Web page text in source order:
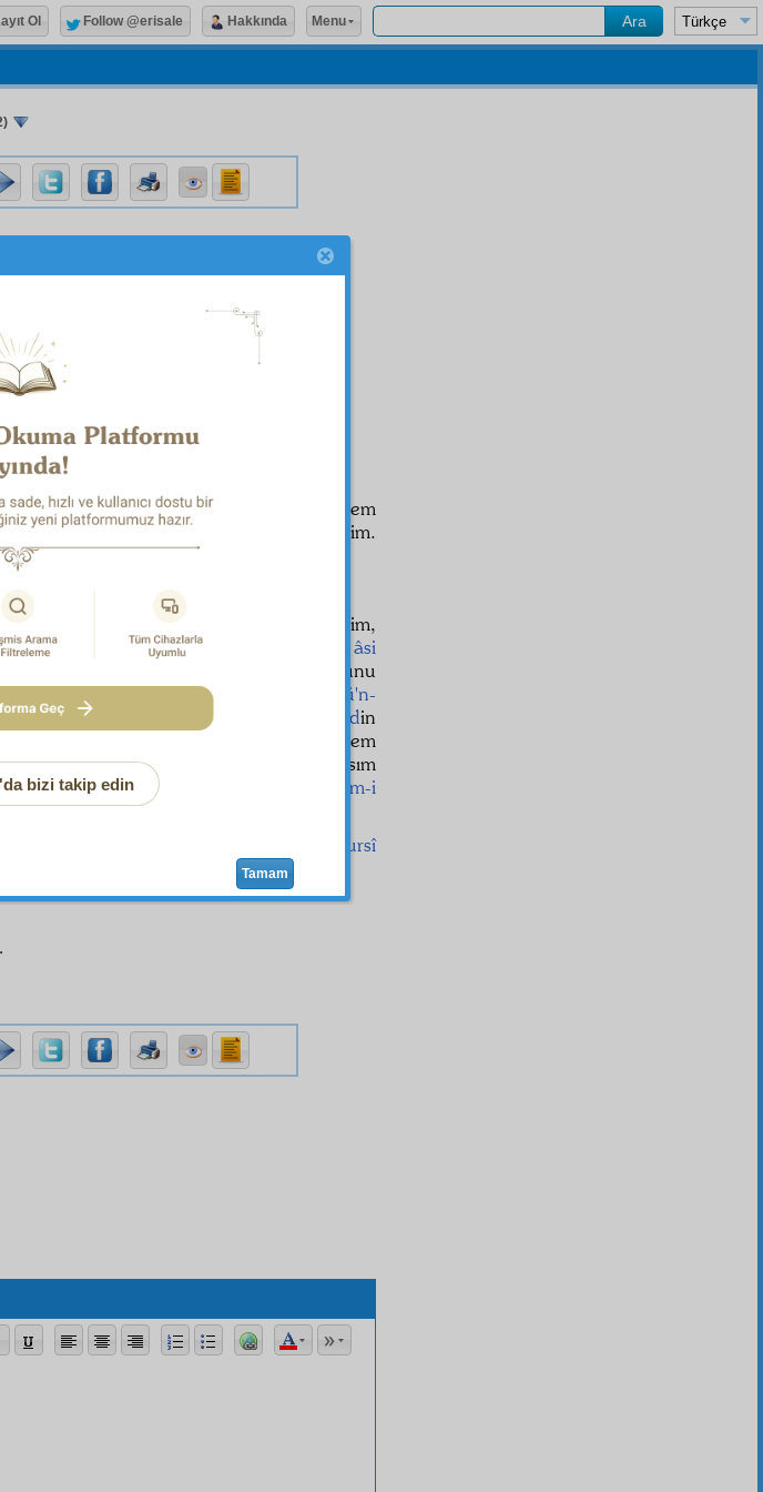
مِنْ نُورِ مَعْرِفَةِ اللهِ جَلَّ
i Meram
ederim. Koparmasından zahmet çeksem
görsem "Huz mâ safâ
" derim.
Derler:
kuyu dibinde konuşuyorum. Neyleyeyim,
mütekellim âcizkalbimdir. ,âsi
eden bunu
ın birburhan
mârifetü'n-
Şurisale maksud-u bizzat tevhidin
ına işaret edeceğiz. Hem
için,melâike
in bir kısım
ünden dördünün birer
fehm-i
Said Nursî
Ol Follow @erisale Hakkında Menu
bizi takip edin
Tamam